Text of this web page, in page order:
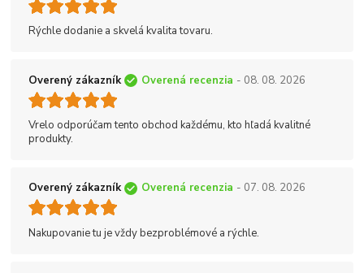
Rýchle dodanie a skvelá kvalita tovaru.
Overený zákazník Overená recenzia - 08. 08. 2026
Vrelo odporúčam tento obchod každému, kto hľadá kvalitné
produkty.
Overený zákazník Overená recenzia - 07. 08. 2026
Nakupovanie tu je vždy bezproblémové a rýchle.